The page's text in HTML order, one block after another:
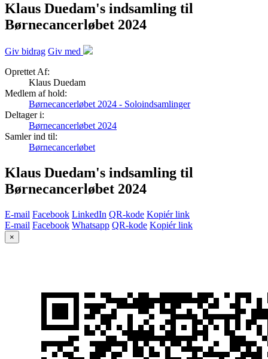
Klaus Duedam's indsamling til
Børnecancerløbet 2024
Giv bidrag Giv med
Oprettet Af:
Klaus Duedam
Medlem af hold:
Børnecancerløbet 2024 - Soloindsamlinger
Deltager i:
Børnecancerløbet 2024
Samler ind til:
Børnecancerløbet
Klaus Duedam's indsamling til
Børnecancerløbet 2024
E-mail Facebook LinkedIn QR-kode Kopiér link
E-mail Facebook Whatsapp QR-kode Kopiér link
×